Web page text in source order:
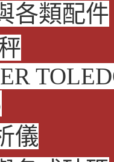
各類配件
儀